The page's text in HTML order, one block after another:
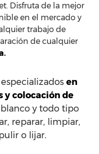
Disfruta de la mejor
en el mercado y
trabajo de
de cualquier
en
y colocación de
y todo tipo
reparar, limpiar,
o lijar.